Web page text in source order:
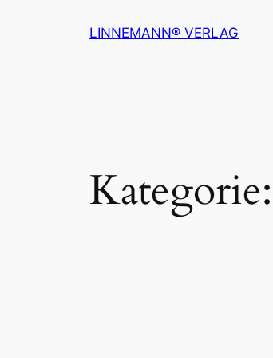
LINNEMANN® VERLAG
Kategorie: